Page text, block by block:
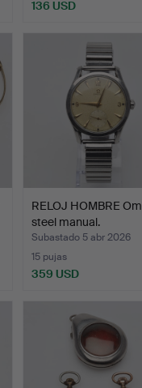
136 USD
RELOJ HOMBRE
steel manual.
Subastado 5 abr 2026
15 pujas
359 USD